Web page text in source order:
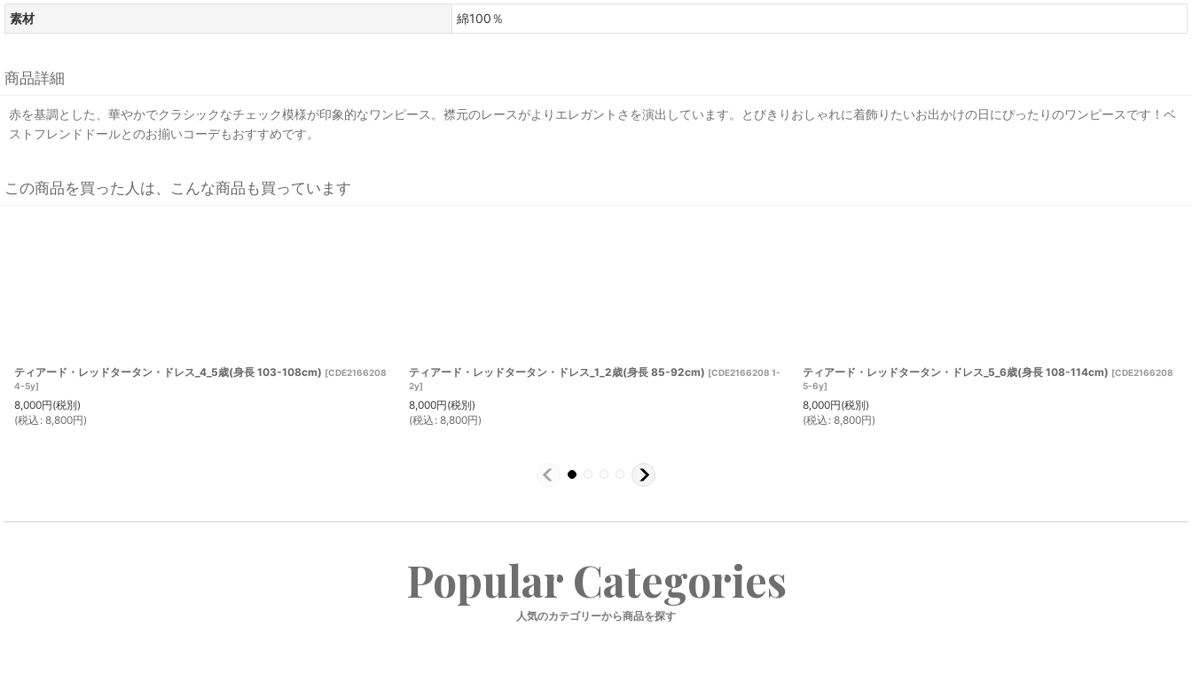
素材 綿100％
商品詳細
赤を基調とした、華やかでクラシックなチェック模様が印象的なワンピース。襟元のレースがよりエレガントさを演出しています。とびきりおしゃれに着飾りたいお出かけの日にぴったりのワンピースです！ベ
ストフレンドドールとのお揃いコーデもおすすめです。
この商品を買った人は、こんな商品も買っています
ティアード・レッドタータン・ドレス_4_5歳(身長 103-108cm) [CDE2166208
4-5y]
8,000円(税別)
(税込 : 8,800円)
ティアード・レッドタータン・ドレス_1_2歳(身長 85-92cm) [CDE2166208 1-
2y]
8,000円(税別)
(税込 : 8,800円)
ティアード・レッドタータン・ドレス_5_6歳(身長 108-114cm) [CDE2166208
5-6y]
8,000円(税別)
(税込 : 8,800円)
Popular Categories
人気のカテゴリーから商品を探す